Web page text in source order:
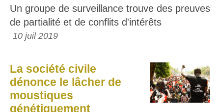
Un groupe de surveillance trouve des preuves
de partialité et de conflits d'intérêts
10 juil 2019
La société civile
dénonce le lâcher de
moustiques
génétiquement